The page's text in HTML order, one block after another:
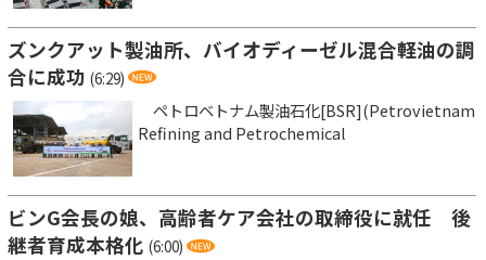
ズンクアット製油所、バイオディーゼル混合軽油の調
合に成功 (6:29)
ペトロベトナム製油石化[BSR](Petrovietnam
Refining and Petrochemical
ビンG会長の娘、高齢者ケア会社の取締役に就任 後
継者育成本格化 (6:00)